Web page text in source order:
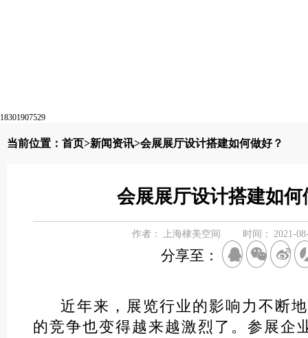
18301907529
当前位置： 首页>新闻资讯>会展展厅设计搭建如何做好？
会展展厅设计搭建如何
作者： 上海棣美空间 时间： 2021-
分享至：
近年来，展览行业的影响力不断地
的竞争也变得越来越激烈了。参展企